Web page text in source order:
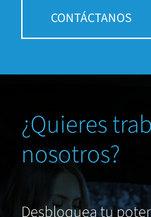
CONTÁCTANOS
¿Quieres
nosotros?
Desbloquea tu